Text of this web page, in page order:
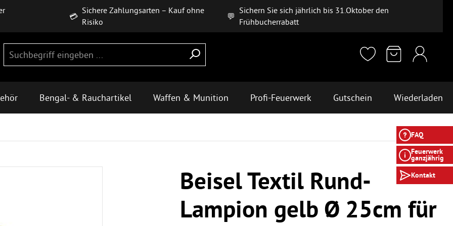
FAQ
Feuerwerk
ganzjährig
Kontakt
💳
Sichere Zahlungsarten – Kauf ohne
Risiko
💬
Sichern Sie sich jährlich bis 31.Oktober den
Frühbucherrabatt
Bengal- & Rauchartikel Waffen & Munition Profi-Feuerwerk Gutschein Wiederladen
Beisel Textil Rund-
Lampion gelb Ø 25cm für